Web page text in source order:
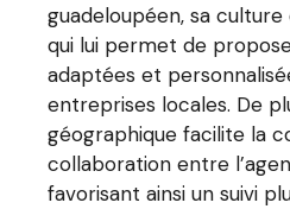
guadeloupéen, sa
qui lui permet de
adaptées et
entreprises locales. De
géographique facilite la
collaboration entre
favorisant ainsi un suivi